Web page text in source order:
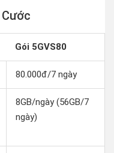
Gói 5GVS80
80.000đ/7 ngày
8GB/ngày (56GB/7
ngày)